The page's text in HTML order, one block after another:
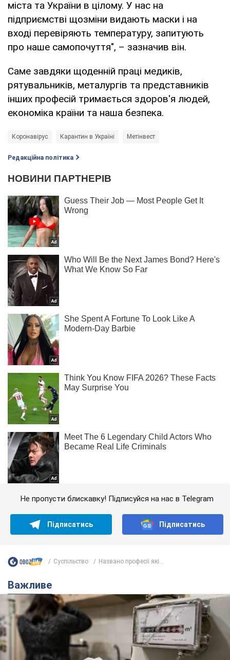
міста та України в цілому. У нас на
підприємстві щозміни видають маски і на
вході перевіряють температуру, запитують
про наше самопочуття", – зазначив він.
Саме завдяки щоденній праці медиків,
рятувальників, металургів та представників
інших професій тримається здоров'я людей,
економіка країни та наша безпека.
Коронавірус Карантин в Україні Метінвест
Редакційна політика
Не пропусти блискавку! Підписуйся на нас в Telegram
Підписатись Підписатись
Суспільство Названо професії які...
Важливе